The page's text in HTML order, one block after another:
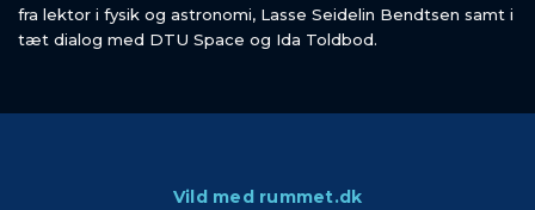
fra lektor i fysik og astronomi, Lasse Seidelin Bendtsen samt i
tæt dialog med DTU Space og Ida Toldbod.
Vild med rummet.dk